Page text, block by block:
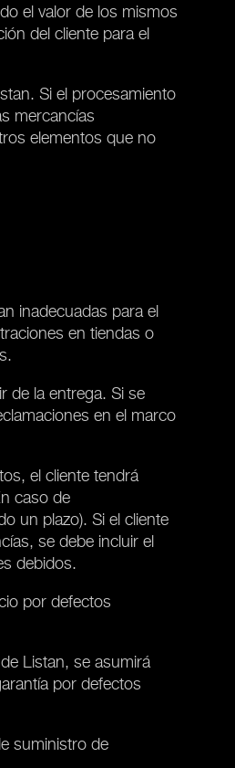
el valor de los mismos
del cliente para el
Si el procesamiento
mercancías
elementos que no
inadecuadas para el
en tiendas o
de la entrega. Si se
en el marco
el cliente tendrá
caso de
un plazo). Si el cliente
se debe incluir el
debidos.
por defectos
Listan, se asumirá
por defectos
suministro de